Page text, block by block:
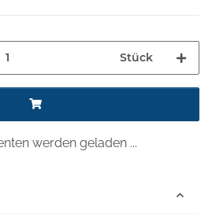
Stück
werden geladen ...